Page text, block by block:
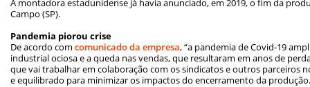
A montadora estadunidense já havia anunciado, em 2019, o fim da
Campo (SP).
Pandemia piorou crise
De acordo com comunicado da empresa, “a pandemia de Covid-19
industrial ociosa e a queda nas vendas, que resultaram em anos de
que vai trabalhar em colaboração com os sindicatos e outros parceiros
e equilibrado para minimizar os impactos do encerramento da